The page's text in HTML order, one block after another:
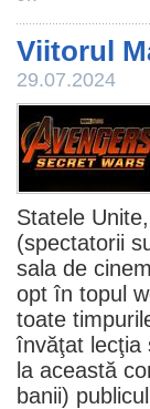
Viitorul
29.07.2024
Statele
(spectatorii
sala de
opt în topul
toate
învăţat lecţia
la această
banii)